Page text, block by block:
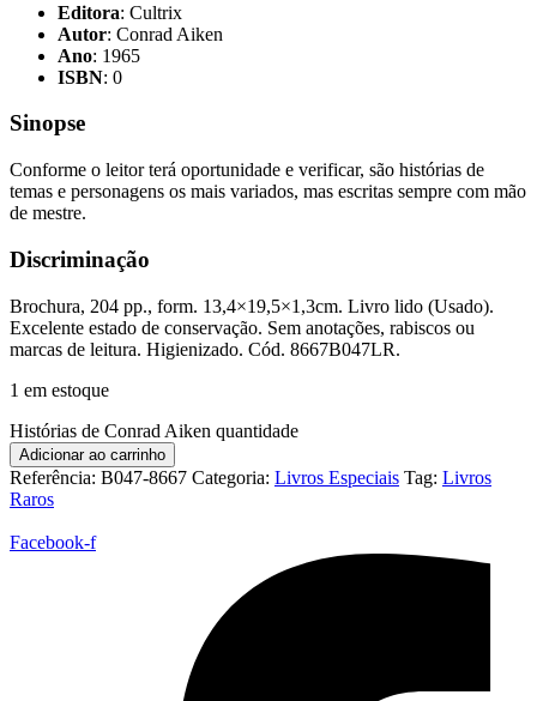
Editora: Cultrix
Autor: Conrad Aiken
Ano: 1965
ISBN: 0
Sinopse
Conforme o leitor terá oportunidade e verificar, são histórias de
temas e personagens os mais variados, mas escritas sempre com mão
de mestre.
Discriminação
Brochura, 204 pp., form. 13,4×19,5×1,3cm. Livro lido (Usado).
Excelente estado de conservação. Sem anotações, rabiscos ou
marcas de leitura. Higienizado. Cód. 8667B047LR.
1 em estoque
Histórias de Conrad Aiken quantidade
Adicionar ao carrinho
Referência: B047-8667 Categoria: Livros Especiais Tag: Livros
Raros
Facebook-f